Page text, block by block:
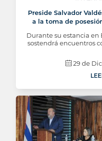
Preside Salvador
a la toma de
Durante su estancia
sostendrá encuentros
29 de